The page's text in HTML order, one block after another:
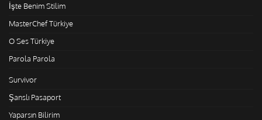
İşte Benim Stilim
MasterChef Türkiye
O Ses Türkiye
Parola Parola
Survivor
Şanslı Pasaport
Yaparsın Bilirim